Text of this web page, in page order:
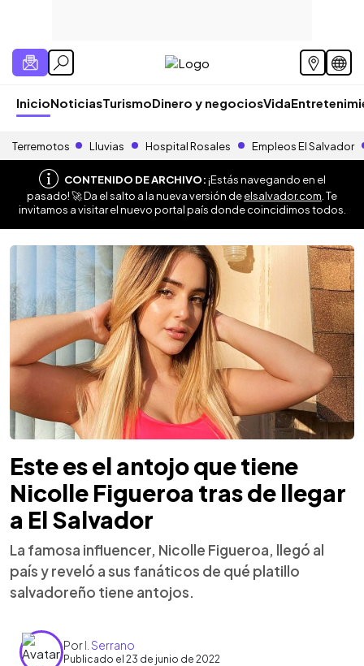
InicioNoticiasTurismoDinero y negociosVida
Terremotos Lluvias Hospital Rosales Empleos El Salvador
CONTENIDO DE ARCHIVO:¡Estás navegando en el
pasado! 🚀 Da el salto a la nueva versión deelsalvador.com . Te
invitamos a visitar el nuevo portal país donde coincidimos todos.
Este es el antojo que tiene
Nicolle Figueroa tras de llegar
a El Salvador
La famosa influencer, Nicolle Figueroa, llegó al
país y reveló a sus fanáticos de qué platillo
salvadoreño tiene antojos.
PorI. Serrano
Publicado el 23 de junio de 2022